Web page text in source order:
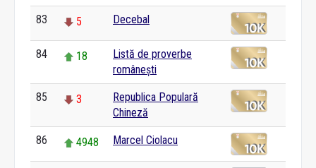
83 5 Decebal
84 18
Listă de proverbe
românești
85 3
Republica Populară
Chineză
86 4948 Marcel Ciolacu